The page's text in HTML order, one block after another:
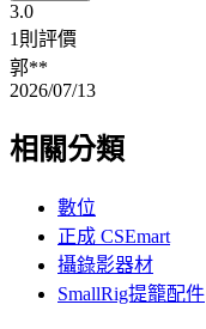
3.0
1則評價
郭**
2026/07/13
相關分類
數位
正成 CSEmart
攝錄影器材
SmallRig提籠配件